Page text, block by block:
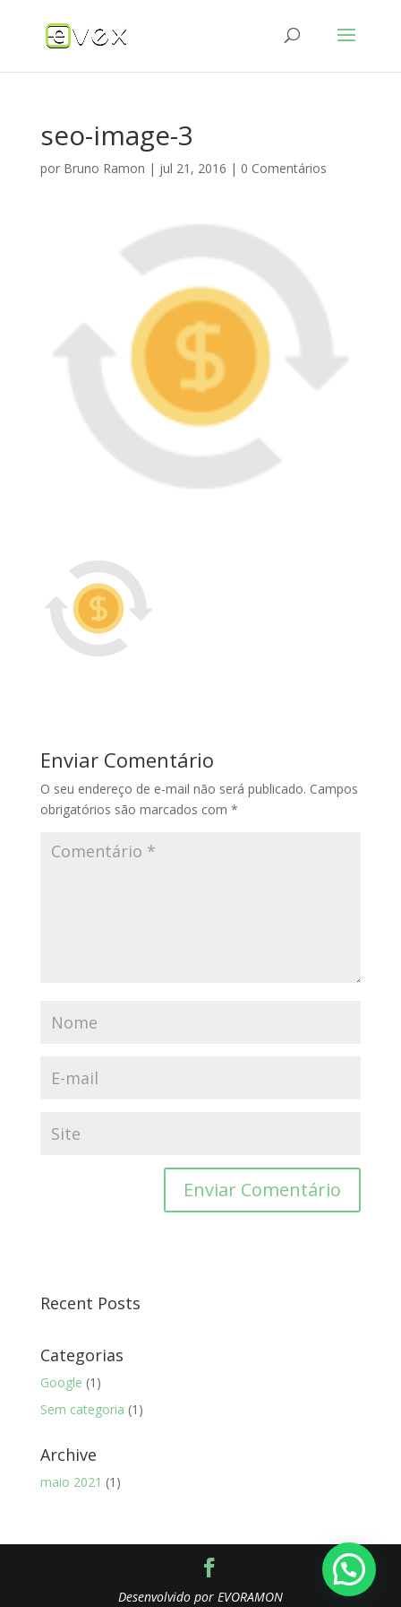
seo-image-3
por Bruno Ramon | jul 21, 2016 | 0 Comentários
Enviar Comentário
O seu endereço de e-mail não será publicado. Campos
obrigatórios são marcados com *
Recent Posts
Categorias
Google (1)
Sem categoria (1)
Archive
maio 2021 (1)
Desenvolvido por EVORAMON